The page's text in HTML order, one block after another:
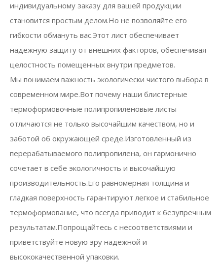
индивидуальному заказу для вашей продукции
становится простым делом.Но не позволяйте его
гибкости обмануть вас.Этот лист обеспечивает
надежную защиту от внешних факторов, обеспечивая
целостность помещенных внутри предметов.
Мы понимаем важность экологически чистого выбора в
современном мире.Вот почему наши блистерные
термоформовочные полипропиленовые листы
отличаются не только высочайшим качеством, но и
заботой об окружающей среде.Изготовленный из
перерабатываемого полипропилена, он гармонично
сочетает в себе экологичность и высочайшую
производительность.Его равномерная толщина и
гладкая поверхность гарантируют легкое и стабильное
термоформование, что всегда приводит к безупречным
результатам.Попрощайтесь с несоответствиями и
приветствуйте новую эру надежной и
высококачественной упаковки.